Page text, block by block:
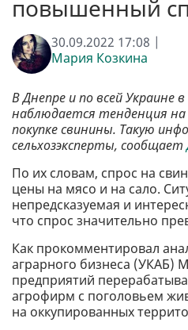
повышенный
30.09.2022 17:08 |
Мария Козкина
В Днепре и по всей Украине
наблюдается тенденция
покупке свинины. Такую
сельхозэксперты, сообщает
По их словам, спрос на
цены на мясо и на сало.
непредсказуемая и
что спрос значительно
Как прокомментировал
аграрного бизнеса (УКАБ)
предприятий
агрофирм с поголовьем
на оккупированных